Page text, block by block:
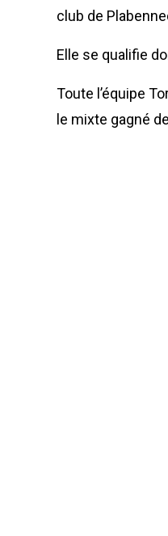
club de
Elle se qualifie
Toute l’équipe
le mixte gagné